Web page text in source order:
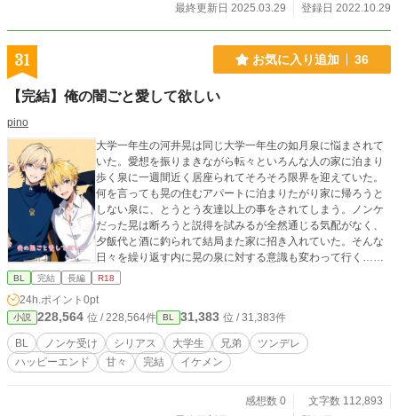
最終更新日 2025.03.29
登録日 2022.10.29
31 お気に入り追加 36
【完結】俺の闇ごと愛して欲しい
pino
大学一年生の河井晃は同じ大学一年生の如月泉に悩まされて
いた。愛想を振りまきながら転々といろんな人の家に泊まり
歩く泉に一週間近く居座られてそろそろ限界を迎えていた。
何を言っても晃の住むアパートに泊まりたがり家に帰ろうと
しない泉に、とうとう友達以上の事をされてしまう。ノンケ
だった晃は断ろうと説得を試みるが全然通じる気配がなく、
夕飯代と酒に釣られて結局また家に招き入れていた。そんな
日々を繰り返す内に晃の泉に対する意識も変わって行く……
BLです。 ワンコ×ノンケ（デレ×ツンデレ）のお話です。 性
BL 完結 長編 R18
24h.ポイント 0pt
小説 228,564 位 / 228,564件 BL 31,383 位 / 31,383件
BL ノンケ受け シリアス 大学生 兄弟
ツンデレ
ハッピーエンド
甘々 完結 イケメン
感想数 0
文字数 112,893